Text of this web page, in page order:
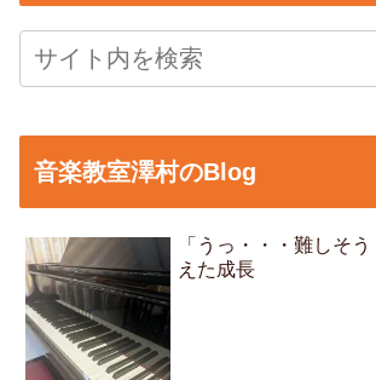
音楽教室澤村のBlog
「うっ・・・難しそ
えた成長